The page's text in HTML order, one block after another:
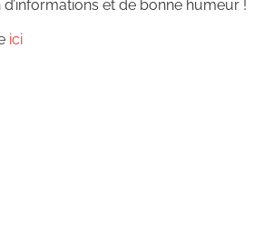
d’informations et de bonne humeur !
ici